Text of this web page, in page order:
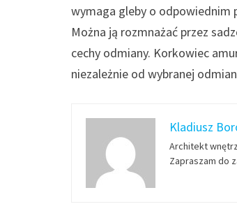
wymaga gleby o odpowiednim
Można ją rozmnażać przez
cechy odmiany. Korkowiec
niezależnie od wybranej
Kladiusz
Architekt
Zapraszam do